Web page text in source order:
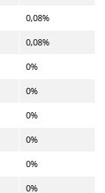
0,08%
0,08%
0%
0%
0%
0%
0%
0%